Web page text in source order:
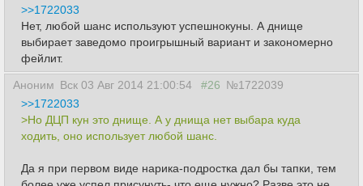
>>1722033
Нет, любой шанс используют успешнокуны. А днище
выбирает заведомо проигрышный вариант и закономерно
фейлит.
Аноним Вск 03 Авг 2014 21:00:54 #26 №1722039
>>1722033
>Но ДЦП кун это днище. А у днища нет выбара куда
ходить, оно использует любой шанс.
Да я при первом виде нарика-подростка дал бы тапки, тем